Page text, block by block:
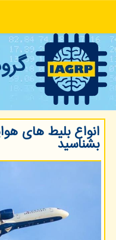
انواع بلیط های
بشناسید